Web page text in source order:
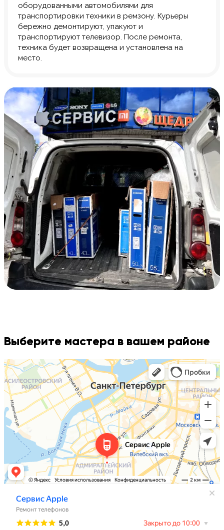
оборудованными автомобилями для
транспортировки техники в ремзону. Курьеры
бережно демонтируют, упакуют и
транспортируют телевизор. После ремонта,
техника будет возвращена и установлена на
место.
Выберите мастера в вашем районе